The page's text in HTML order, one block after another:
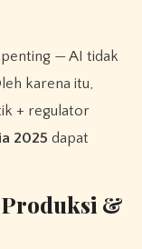
penting — AI tidak
karena itu,
+ regulator
2025 dapat
Produksi &